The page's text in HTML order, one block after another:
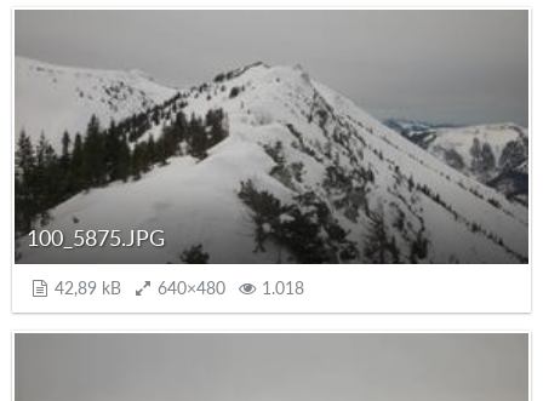
100_5875.JPG
42,89 kB 640×480 1.018